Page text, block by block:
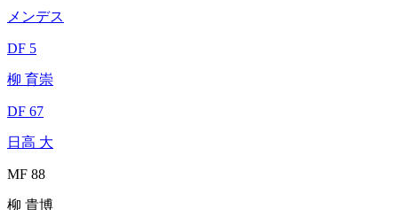
メンデス
DF 5
柳 育崇
DF 67
日高 大
MF 88
柳 貴博